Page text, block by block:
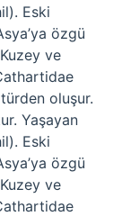
Eski
özgü
ve
oluşur.
Yaşayan
Eski
özgü
ve